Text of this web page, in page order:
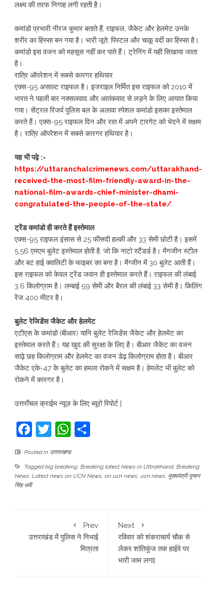
लक्ष्य की तरफ निगाह लगी रहती है।
कमांडो प्रभारी नीरज कुमार बताते हैं, राइफल, जैकेट और हेलमेट उनके
शरीर का हिस्सा बन गया है। भारी जूते, पिस्टल और चाकू वर्दी का हिस्सा है।
कमांडो इस वजन को महसूस नहीं कर पाते हैं। ट्रेनिंग में यही सिखाया जाता
है।
रात्रि ऑपरेशन में सबसे कारगर हथियार
एक्स-95 असाल्ट राइफल है। इजराइल निर्मित इस राइफल को 2010 में
भारत ने पहली बार नक्सलवाद और आतंकवाद से लड़ने के लिए आयात किया
गया। सेंट्रल रिजर्व पुलिस बल के अलावा स्पेशल कमांडो इसका इस्तेमाल
करते हैं। एक्स-95 राइफल दिन और रात में अपने टारगेट को भेदने में सक्षम
है। रात्रि ऑपरेशन में सबसे कारगर हथियार है।
यह भी पढ़े :-
https://uttaranchalcrimenews.com/uttarakhand-
received-the-most-film-friendly-award-in-the-
national-film-awards-chief-minister-dhami-
congratulated-the-people-of-the-state/
ट्रेंड कमांडो ही करते हैं इस्तेमाल
एक्स-95 राइफल इंसास से 25 फीसदी हल्की और 33 सेमी छोटी है। इसमें
5.56 एमएम बुलेट इस्तेमाल होती है, जो कि नाटो स्टैंडर्ड है। मैगजीन स्टील
और बट हाई क्वालिटी के फाइबर का बना है। मैग्जीन में 30 बुलेट आती हैं।
इस राइफल को केवल ट्रेंड जवान ही इस्तेमाल करते हैं। राइफल की लंबाई
3.6 किलोग्राम है। लम्बाई 59 सेमी और बैरल की लंबाई 33 सेमी है। किलिंग
रेंज 400 मीटर है।
बुलेट रेजिडेंस जैकेट और हेलमेट
एटीएस के कमांडो (बीआर) यानि बुलेट रेजिडेंस जैकेट और हेलमेट का
इस्तेमाल करते हैं। यह खुद की सुरक्षा के लिए है। बीआर जैकेट का वजन
साढ़े छह किलोग्राम और हेलमेट का वजन डेढ़ किलोग्राम होता है। बीआर
जैकेट एके-47 के बुलेट का हमला रोकने में सक्षम है। हेमलेट भी बुलेट को
रोकने में कारगर है।
उत्तराँचल क्राईम न्यूज़ के लिए ब्यूरो रिपोर्ट |
Facebook
TwitterWhatsApp
Posted in उत्तराखण्ड
Taggedbig breaking, Breaking latest News in Uttrakhand, Breaking
News, Latest news on UCN News, on ucn news, ucn news, मुख्यमंत्री पुष्कर
सिंह धमी
Prev
उत्तराखंड में पुलिस ने निभाई
मित्रता
Next
रविवार को शंकराचार्य चौक से
लेकर शांतिकुंज तक हाईवे पर
भारी जाम लगा|